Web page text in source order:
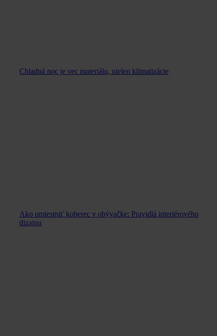
Chladná noc je vec materiálu, nielen klimatizácie
Ako umiestniť koberec v obývačke: Pravidlá interiérového
dizajnu